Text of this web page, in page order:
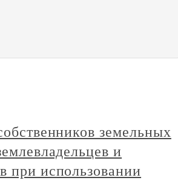
земельных
и
при использовании